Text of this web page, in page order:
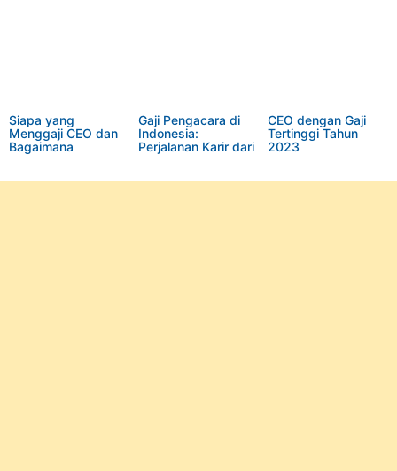
Siapa yang
Menggaji CEO dan
Bagaimana
Gaji Pengacara di
Indonesia:
Perjalanan Karir dari
CEO dengan Gaji
Tertinggi Tahun
2023